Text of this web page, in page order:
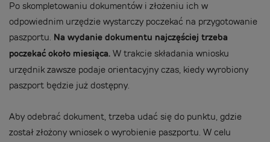
Po skompletowaniu dokumentów i złożeniu ich w
odpowiednim urzędzie wystarczy poczekać na przygotowanie
paszportu. Na wydanie dokumentu najczęściej trzeba
poczekać około miesiąca. W trakcie składania wniosku
urzędnik zawsze podaje orientacyjny czas, kiedy wyrobiony
paszport będzie już dostępny.
Aby odebrać dokument, trzeba udać się do punktu, gdzie
został złożony wniosek o wyrobienie paszportu. W celu